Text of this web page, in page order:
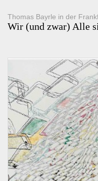
Thomas Bayrle in der
Wir (und zwar) Alle